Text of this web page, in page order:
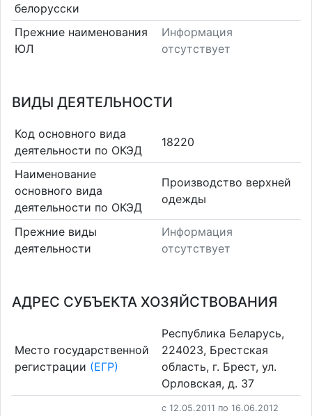
белорусски
Прежние наименования
ЮЛ
Информация
отсутствует
ВИДЫ ДЕЯТЕЛЬНОСТИ
Код основного вида
деятельности по ОКЭД
18220
Наименование
основного вида
деятельности по ОКЭД
Производство верхней
одежды
Прежние виды
деятельности
Информация
отсутствует
АДРЕС СУБЪЕКТА ХОЗЯЙСТВОВАНИЯ
Место государственной
регистрации (ЕГР)
Республика Беларусь,
224023, Брестская
область, г. Брест, ул.
Орловская, д. 37
c 12.05.2011 по 16.06.2012